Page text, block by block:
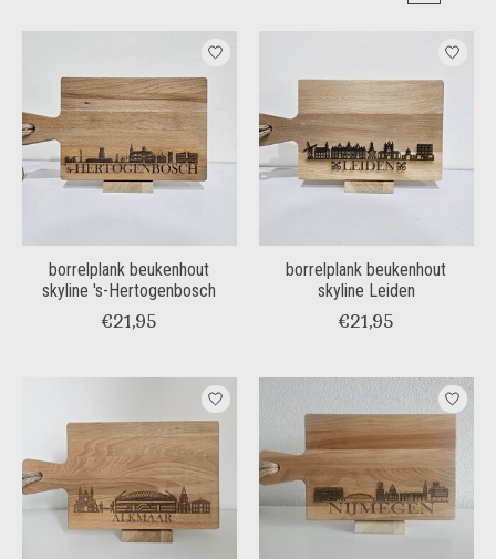
borrelplank beukenhout
skyline 's-Hertogenbosch
€21,95
borrelplank beukenhout
skyline Leiden
€21,95